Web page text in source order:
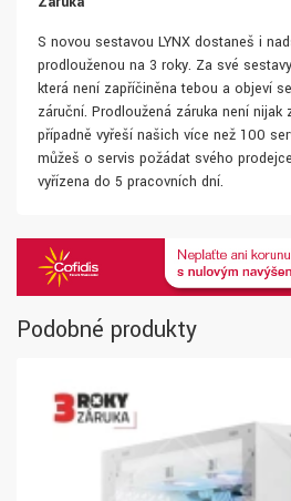
S novou sestavou LYNX dostaneš i
prodlouženou na 3 roky. Za své
která není zapříčiněna tebou a objeví
záruční. Prodloužená záruka není nijak
případně vyřeší našich více než 100
můžeš o servis požádat svého
vyřízena do 5 pracovních dní.
Podobné produkty